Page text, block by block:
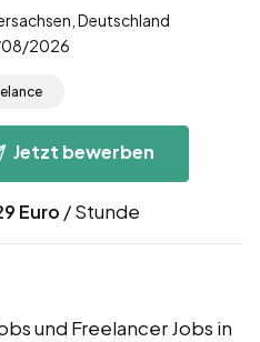
Deutschland
2026
Jetzt bewerben
Euro / Stunde
und Freelancer Jobs in